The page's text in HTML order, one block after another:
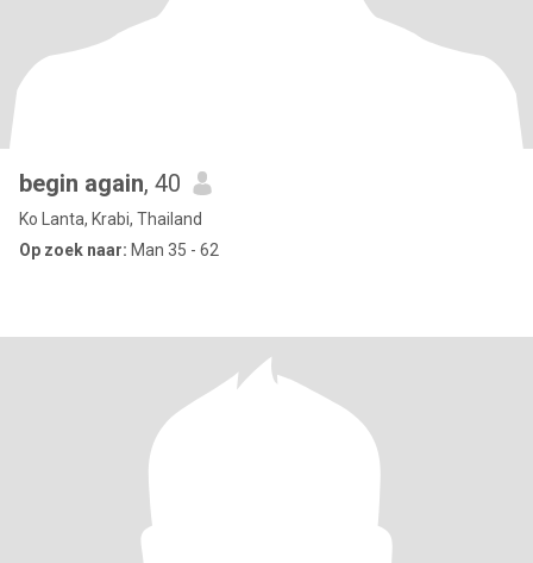
begin again, 40
Ko Lanta, Krabi, Thailand
Op zoek naar: Man 35 - 62